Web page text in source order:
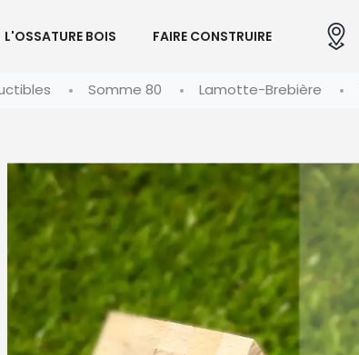
L'OSSATURE BOIS FAIRE CONSTRUIRE
Somme 80 Lamotte-Brebière